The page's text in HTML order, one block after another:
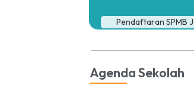
Pendaftaran SPMB
Agenda Sekolah